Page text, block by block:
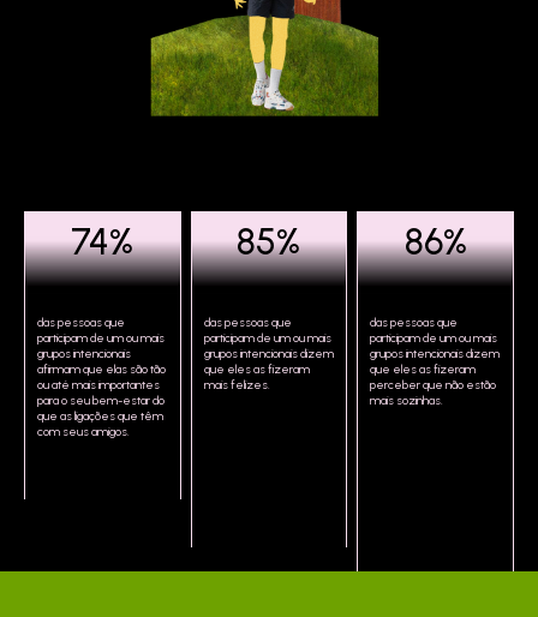
74%
das pessoas que
participam de um ou mais
grupos intencionais
afirmam que elas são tão
ou até mais importantes
para o seu bem-estar do
que as ligações que têm
com seus amigos.
85%
das pessoas que
participam de um ou mais
grupos intencionais dizem
que eles as fizeram
mais felizes.
87%
das pessoas que
participam de um ou mais
grupos intencionais dizem
que eles as fizeram
perceber que não estão
mais sozinhas.